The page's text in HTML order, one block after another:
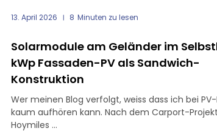
13. April 2026 8 Minuten zu lesen
Solarmodule am Geländer im
kWp Fassaden-PV als Sandwich-
Konstruktion
Wer meinen Blog verfolgt, weiss dass ich bei
kaum aufhören kann. Nach dem Carport-
Hoymiles ...